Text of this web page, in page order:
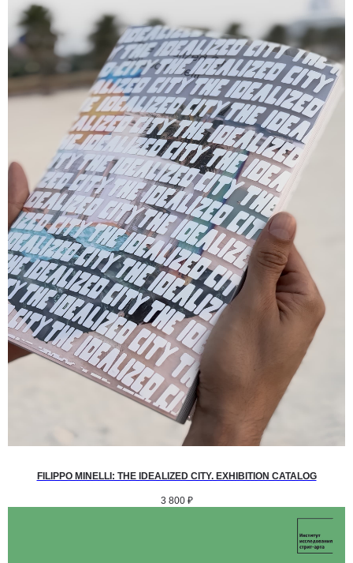
FILIPPO MINELLI: THE IDEALIZED CITY. EXHIBITION CATALOG
3 800 ₽